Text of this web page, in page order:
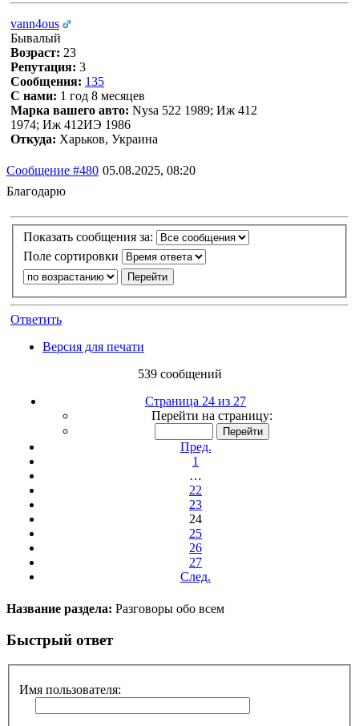
vann4ous
Бывалый
Возраст: 23
Репутация: 3
Сообщения: 135
С нами: 1 год 8 месяцев
Марка вашего авто: Nysa 522 1989; Иж 412
1974; Иж 412ИЭ 1986
Откуда: Харьков, Украина
Сообщение #480 05.08.2025, 08:20
Благодарю
Показать сообщения за:
Поле сортировки
Ответить
Версия для печати
539 сообщений
Страница 24 из 27
Перейти на страницу:
Пред.
1
…
22
23
24
25
26
27
След.
Название раздела: Разговоры обо всем
Быстрый ответ
Имя пользователя: